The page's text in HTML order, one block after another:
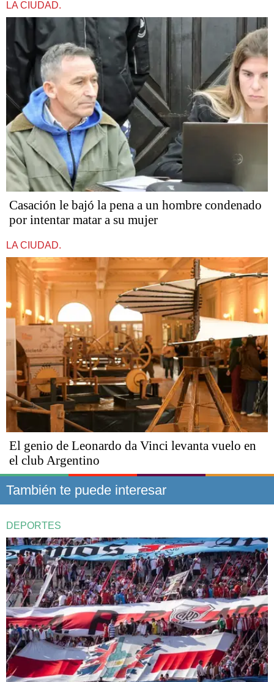
LA CIUDAD.
Casación le bajó la pena a un hombre condenado
por intentar matar a su mujer
LA CIUDAD.
El genio de Leonardo da Vinci levanta vuelo en
el club Argentino
También te puede interesar
DEPORTES